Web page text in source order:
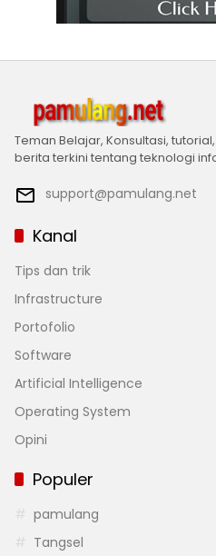
Teman Belajar, Konsultasi,
berita terkini tentang teknologi
support@pamulang.net
Kanal
Tips dan trik
Infrastructure
Portofolio
Software
Artificial Intelligence
Operating System
Opini
Populer
pamulang
Tangsel